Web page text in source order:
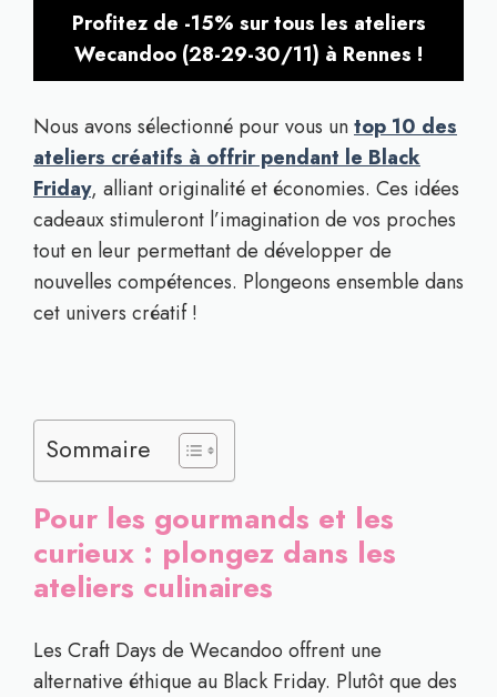
Profitez de -15% sur tous les ateliers
Wecandoo (28-29-30/11) à Rennes !
Nous avons sélectionné pour vous untop 10 des
ateliers créatifs à offrir pendant le Black
Friday, alliant originalité et économies. Ces idées
cadeaux stimuleront l’imagination de vos proches
tout en leur permettant de développer de
nouvelles compétences. Plongeons ensemble dans
cet univers créatif !
Sommaire
Pour les gourmands et les
curieux : plongez dans les
ateliers culinaires
Les Craft Days de Wecandoo offrent une
alternative éthique au Black Friday. Plutôt que des